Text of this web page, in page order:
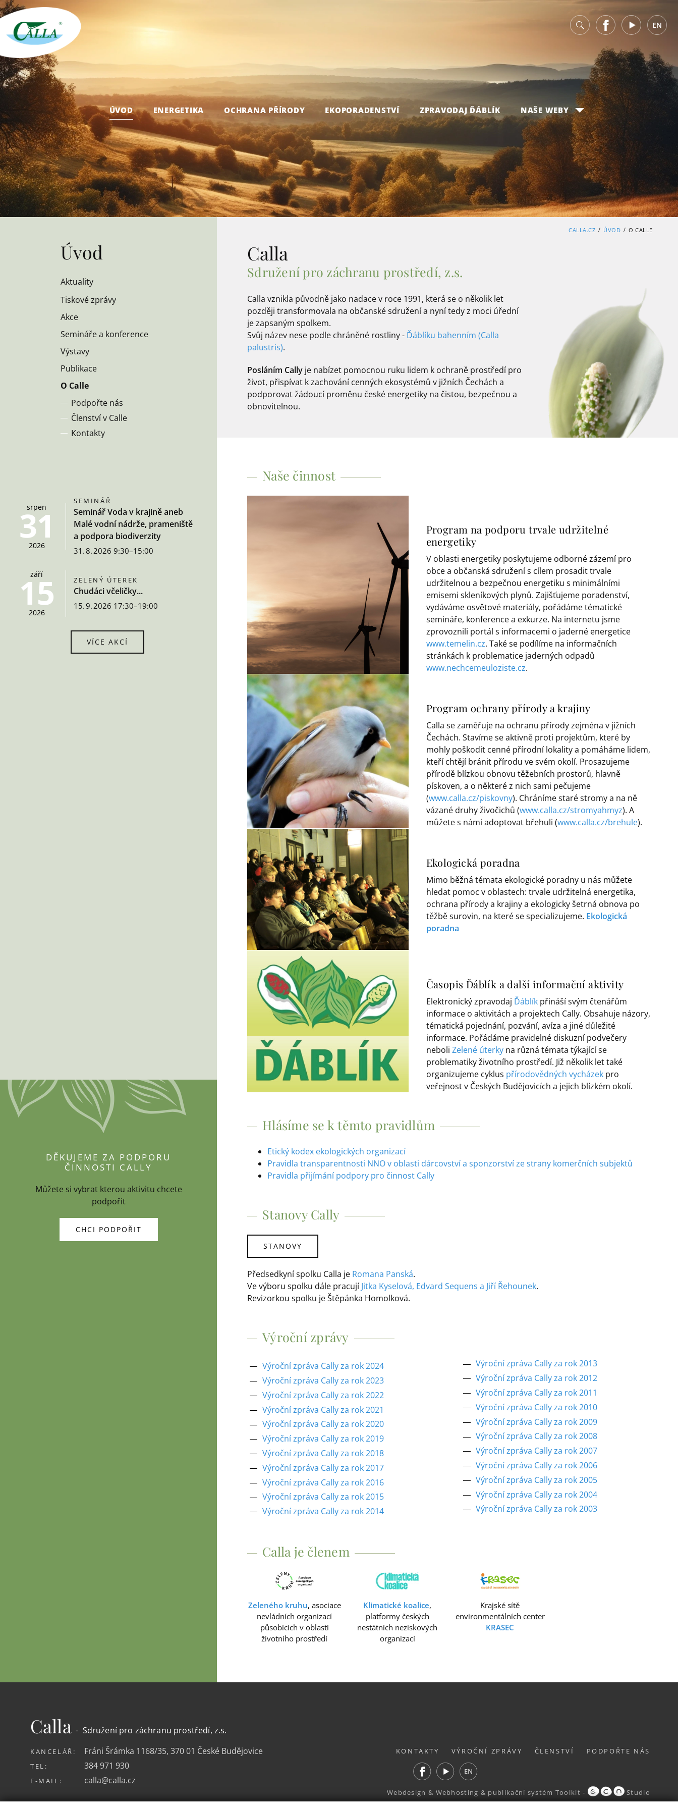
v FacebookYoutube EN
ÚVOD ENERGETIKA OCHRANA PŘÍRODY EKOPORADENSTVÍ ZPRAVODAJ ĎÁBLÍK NAŠE WEBY
CALLA.CZ / ÚVOD / O CALLE
Úvod
Aktuality
Tiskové zprávy
Akce
Semináře a konference
Výstavy
Publikace
O Calle
Podpořte nás
Členství v Calle
Kontakty
srpen
31
2026
SEMINÁŘ
Seminář Voda v krajině aneb
Malé vodní nádrže, prameniště
a podpora biodiverzity
31. 8. 2026 9:30–15:00
září
15
2026
ZELENÝ ÚTEREK
Chudáci včeličky...
15. 9. 2026 17:30–19:00
VÍCE AKCÍ
Calla
Sdružení pro záchranu prostředí, z.s.
Calla vznikla původně jako nadace v roce 1991, která se o několik let
později transformovala na občanské sdružení a nyní tedy z moci úřední
je zapsaným spolkem.
Svůj název nese podle chráněné rostliny - Ďáblíku bahenním (Calla
palustris).
Posláním Cally je nabízet pomocnou ruku lidem k ochraně prostředí pro
život, přispívat k zachování cenných ekosystémů v jižních Čechách a
podporovat žádoucí proměnu české energetiky na čistou, bezpečnou a
obnovitelnou.
Naše činnost
Program na podporu trvale udržitelné
energetiky
V oblasti energetiky poskytujeme odborné zázemí pro
obce a občanská sdružení s cílem prosadit trvale
udržitelnou a bezpečnou energetiku s minimálními
emisemi skleníkových plynů. Zajišťujeme poradenství,
vydáváme osvětové materiály, pořádáme tématické
semináře, konference a exkurze. Na internetu jsme
zprovoznili portál s informacemi o jaderné energetice
www.temelin.cz. Také se podílíme na informačních
stránkách k problematice jaderných odpadů
www.nechcemeuloziste.cz.
Program ochrany přírody a krajiny
Calla se zaměřuje na ochranu přírody zejména v jižních
Čechách. Stavíme se aktivně proti projektům, které by
mohly poškodit cenné přírodní lokality a pomáháme lidem,
kteří chtějí bránit přírodu ve svém okolí. Prosazujeme
přírodě blízkou obnovu těžebních prostorů, hlavně
pískoven, a o některé z nich sami pečujeme
(www.calla.cz/piskovny). Chráníme staré stromy a na ně
vázané druhy živočichů (www.calla.cz/stromyahmyz). A
můžete s námi adoptovat břehuli (www.calla.cz/brehule).
Ekologická poradna
Mimo běžná témata ekologické poradny u nás můžete
hledat pomoc v oblastech: trvale udržitelná energetika,
ochrana přírody a krajiny a ekologicky šetrná obnova po
těžbě surovin, na které se specializujeme. Ekologická
poradna
Časopis Ďáblík a další informační aktivity
Elektronický zpravodaj Ďáblíkpřináší svým čtenářům
informace o aktivitách a projektech Cally. Obsahuje názory,
tématická pojednání, pozvání, avíza a jiné důležité
informace. Pořádáme pravidelné diskuzní podvečery
neboli Zelené úterkyna různá témata týkající se
problematiky životního prostředí. Již několik let také
organizujeme cyklus přírodovědných vycházekpro
veřejnost v Českých Budějovicích a jejich blízkém okolí.
Hlásíme se k těmto pravidlům
Etický kodex ekologických organizací
Pravidla transparentnosti NNO v oblasti dárcovství a sponzorství ze strany komerčních subjektů
Pravidla přijímání podpory pro činnost Cally
Stanovy Cally
STANOVY
Předsedkyní spolku Calla je Romana Panská.
Ve výboru spolku dále pracujíJitka Kyselová, Edvard Sequens a Jiří Řehounek.
Revizorkou spolku je Štěpánka Homolková.
Výroční zprávy
Výroční zpráva Cally za rok 2024
Výroční zpráva Cally za rok 2023
Výroční zpráva Cally za rok 2022
Výroční zpráva Cally za rok 2021
Výroční zpráva Cally za rok 2020
Výroční zpráva Cally za rok 2019
Výroční zpráva Cally za rok 2018
Výroční zpráva Cally za rok 2017
Výroční zpráva Cally za rok 2016
Výroční zpráva Cally za rok 2015
Výroční zpráva Cally za rok 2014
Výroční zpráva Cally za rok 2013
Výroční zpráva Cally za rok 2012
Výroční zpráva Cally za rok 2011
Výroční zpráva Cally za rok 2010
Výroční zpráva Cally za rok 2009
Výroční zpráva Cally za rok 2008
Výroční zpráva Cally za rok 2007
Výroční zpráva Cally za rok 2006
Výroční zpráva Cally za rok 2005
Výroční zpráva Cally za rok 2004
Výroční zpráva Cally za rok 2003
Calla je členem
Zeleného kruhu, asociace
nevládních organizací
působících v oblasti
životního prostředí
Klimatické koalice,
platformy českých
nestátních neziskových
organizací
Krajské sítě
environmentálních center
KRASEC
DĚKUJEME ZA PODPORU
ČINNOSTI CALLY
Můžete si vybrat kterou aktivitu chcete
podpořit
CHCI PODPOŘIT
Calla- Sdružení pro záchranu prostředí, z.s.
KANCELÁŘ: Fráni Šrámka 1168/35, 370 01 České Budějovice
TEL: 384 971 930
E-MAIL: calla@calla.cz
KONTAKTY VÝROČNÍ ZPRÁVY ČLENSTVÍ PODPOŘTE NÁS
FacebookYoutube EN
Webdesign & Webhosting & publikační systém Toolkit - Studio